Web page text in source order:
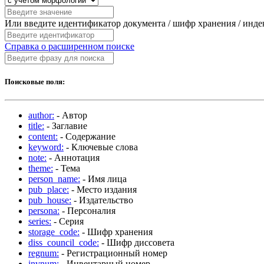
Или введите идентификатор документа / шифр хранения /
Справка о расширенном поиске
Поисковые поля:
author: - Автор
title: - Заглавие
content: - Содержание
keyword: - Ключевые слова
note: - Аннотация
theme: - Тема
person_name: - Имя лица
pub_place: - Место издания
pub_house: - Издательство
persona: - Персоналия
series: - Серия
storage_code: - Шифр хранения
diss_council_code: - Шифр диссовета
regnum: - Регистрационный номер